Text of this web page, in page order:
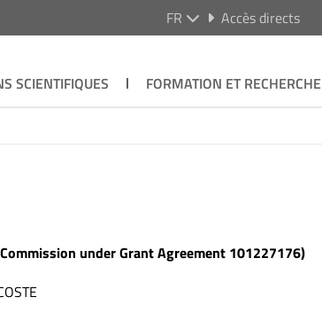
FR Accès directs
SCIENTIFIQUES FORMATION ET RECHERCHE
under Grant Agreement 101227176)